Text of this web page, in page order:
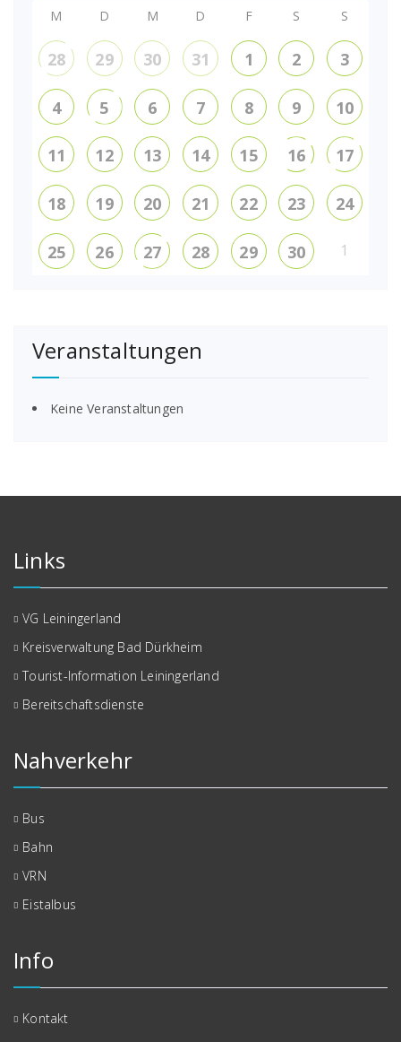
M D M D F S S
28 29 30 31 1 2 3
4 5 6 7 8 9 10
11 12 13 14 15 16 17
18 19 20 21 22 23 24
25 26 27 28 29 30 1
Veranstaltungen
Keine Veranstaltungen
Links
VG Leiningerland
Kreisverwaltung Bad Dürkheim
Tourist-Information Leiningerland
Bereitschaftsdienste
Nahverkehr
Bus
Bahn
VRN
Eistalbus
Info
Kontakt